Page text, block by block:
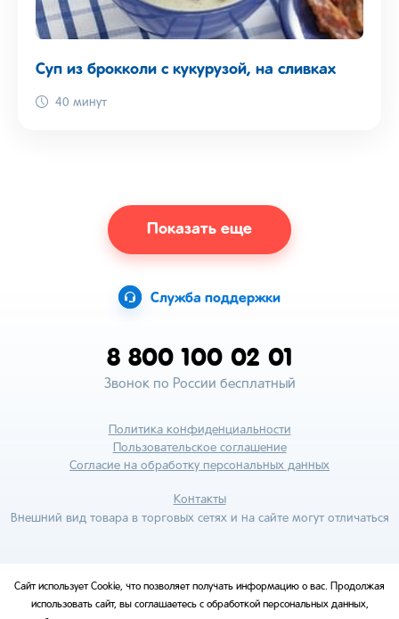
Суп из брокколи с кукурузой, на сливках
40 минут
Показать еще
Служба поддержки
8 800 100 02 01
Звонок по России бесплатный
Политика конфиденциальности
Пользовательское соглашение
Согласие на обработку персональных данных
Контакты
Внешний вид товара в торговых сетях и на сайте могут отличаться
Сайт использует Cookie, что позволяет получать информацию о вас. Продолжая
использовать сайт, вы соглашаетесь с обработкой персональных данных,